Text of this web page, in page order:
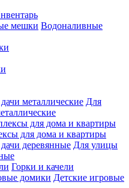
Водоналивные
Для
для дома и квартиры
Для улицы
Горки и качели
Детские игровые